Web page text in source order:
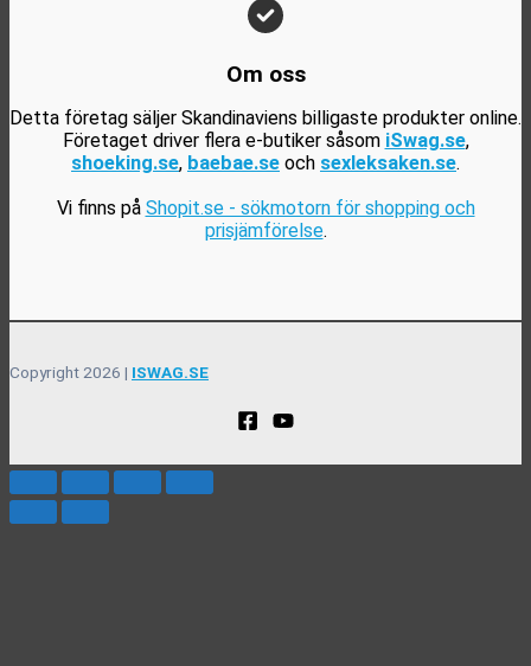
Om oss
Detta företag säljer Skandinaviens billigaste produkter online.
Företaget driver flera e-butiker såsom iSwag.se,
shoeking.se, baebae.se och sexleksaken.se.
Vi finns på Shopit.se - sökmotorn för shopping och
prisjämförelse.
Copyright 2026 | ISWAG.SE